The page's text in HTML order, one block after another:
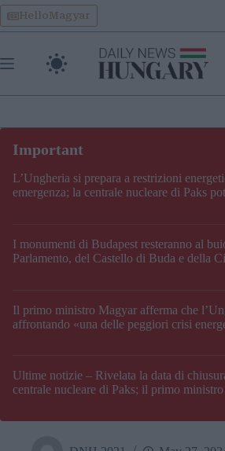
Skip
to
content
HelloMagyar
L’Ungheria si prepara a restrizioni
emergenza; la centrale nucleare di Paks
I monumenti di Budapest resteranno al
Parlamento, del Castello di Buda e della
Il primo ministro Magyar afferma che
affrontando «una delle peggiori crisi
Ultime notizie – Rivelata la data di
centrale nucleare di Paks; il primo ministro